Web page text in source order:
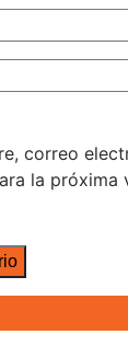
correo
la próxima